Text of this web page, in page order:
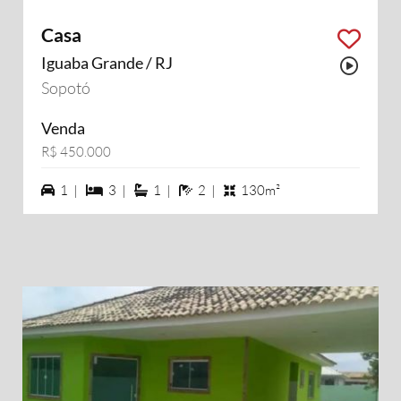
Casa
Iguaba Grande / RJ
Sopotó
Venda
R$ 450.000
1 vagas na garagem
1 | 3 dormiórios
3 | 1 suítes
1 | 2 banheiros
2 | 130m²